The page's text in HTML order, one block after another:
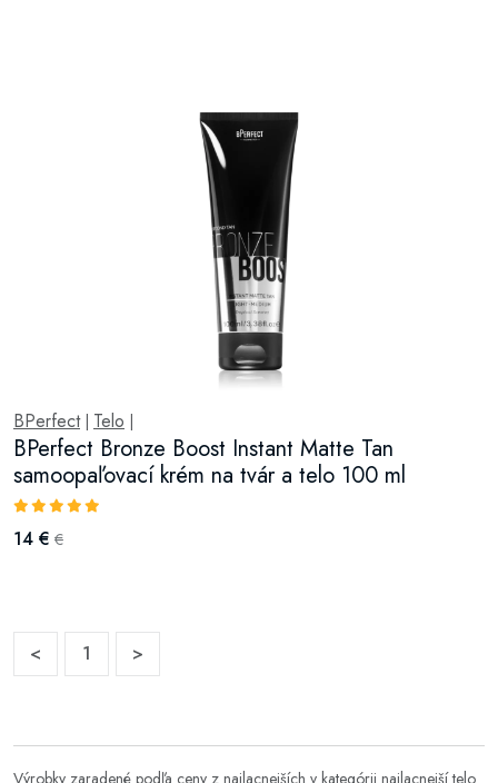
BPerfect| Telo
BPerfect Bronze Boost Instant Matte Tan
samoopaľovací krém na tvár a telo 100 ml
14 € €
< 1 >
Výrobky zaradené podľa ceny z najlacnejších v kategórii najlacnejší telo